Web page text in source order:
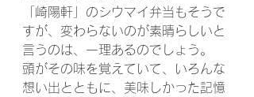
「崎陽軒」のシウマイ弁当もそうで
すが、変わらないのが素晴らしいと
言うのは、一理あるのでしょう。
頭がその味を覚えていて、いろんな
想い出とともに、美味しかった記憶